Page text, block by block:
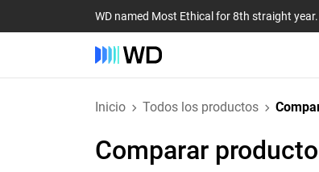
WD named Most Ethical for 8th straight year.
Inicio Todos los productos
Comparar